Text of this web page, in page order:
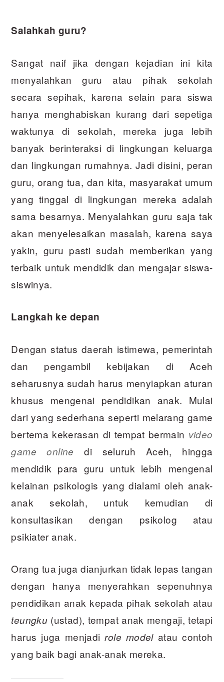
Salahkah guru?
Sangat naif jika dengan kejadian ini kita
menyalahkan guru atau pihak sekolah
secara sepihak, karena selain para siswa
hanya menghabiskan kurang dari sepetiga
waktunya di sekolah, mereka juga lebih
banyak berinteraksi di lingkungan keluarga
dan lingkungan rumahnya. Jadi disini, peran
guru, orang tua, dan kita, masyarakat umum
yang tinggal di lingkungan mereka adalah
sama besarnya. Menyalahkan guru saja tak
akan menyelesaikan masalah, karena saya
yakin, guru pasti sudah memberikan yang
terbaik untuk mendidik dan mengajar siswa-
siswinya.
Langkah ke depan
Dengan status daerah istimewa, pemerintah
dan pengambil kebijakan di Aceh
seharusnya sudah harus menyiapkan aturan
khusus mengenai pendidikan anak. Mulai
dari yang sederhana seperti melarang game
bertema kekerasan di tempat bermain video
game online di seluruh Aceh, hingga
mendidik para guru untuk lebih mengenal
kelainan psikologis yang dialami oleh anak-
anak sekolah, untuk kemudian di
konsultasikan dengan psikolog atau
psikiater anak.
Orang tua juga dianjurkan tidak lepas tangan
dengan hanya menyerahkan sepenuhnya
pendidikan anak kepada pihak sekolah atau
teungku (ustad), tempat anak mengaji, tetapi
harus juga menjadirole modelatau contoh
yang baik bagi anak-anak mereka.